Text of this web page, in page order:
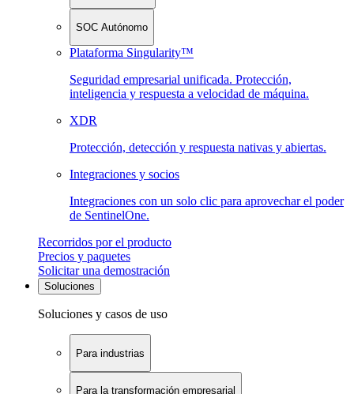
SOC Autónomo
Plataforma Singularity™
Seguridad empresarial unificada. Protección,
inteligencia y respuesta a velocidad de máquina.
XDR
Protección, detección y respuesta nativas y abiertas.
Integraciones y socios
Integraciones con un solo clic para aprovechar el poder
de SentinelOne.
Recorridos por el producto
Precios y paquetes
Solicitar una demostración
Soluciones
Soluciones y casos de uso
Para industrias
Para la transformación empresarial